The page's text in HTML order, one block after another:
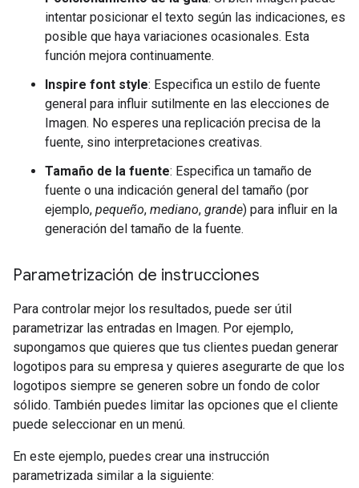
intentar posicionar el texto según las indicaciones, es
posible que haya variaciones ocasionales. Esta
función mejora continuamente.
Inspire font style: Especifica un estilo de fuente
general para influir sutilmente en las elecciones de
Imagen. No esperes una replicación precisa de la
fuente, sino interpretaciones creativas.
Tamaño de la fuente: Especifica un tamaño de
fuente o una indicación general del tamaño (por
ejemplo, pequeño, mediano, grande) para influir en la
generación del tamaño de la fuente.
Parametrización de instrucciones
Para controlar mejor los resultados, puede ser útil
parametrizar las entradas en Imagen. Por ejemplo,
supongamos que quieres que tus clientes puedan generar
logotipos para su empresa y quieres asegurarte de que los
logotipos siempre se generen sobre un fondo de color
sólido. También puedes limitar las opciones que el cliente
puede seleccionar en un menú.
En este ejemplo, puedes crear una instrucción
parametrizada similar a la siguiente: